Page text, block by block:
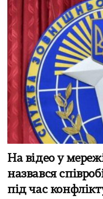
На відео у
назвався
під час